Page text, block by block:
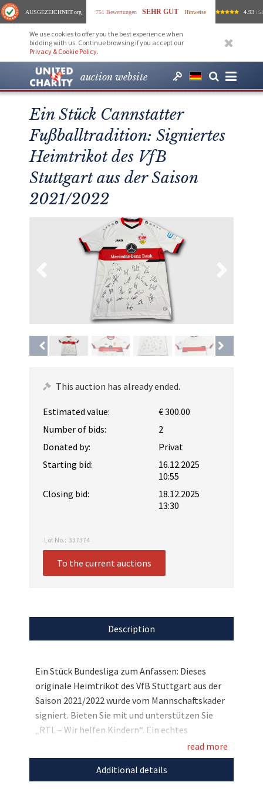
AUSGEZEICHNET.org 751 Bewertungen SEHR GUT Hinweise 4.93 /
We use cookies to offer you the best experience when
bidding with us. Continue browsing if you accept our
Privacy & Cookie Policy.
auction website
Ein Stück Cannstatter
Fußballtradition: Signiertes
Heimtrikot des VfB
Stuttgart aus der Saison
2021/2022
This auction has already ended.
Estimated value:
€ 300.00
Number of bids:
2
Donated by:
Privat
Starting bid:
16.12.2025
10:55
Closing bid:
18.12.2025
13:30
Lot No.: 337374
To the current auctions
Description
Ein Stück Bundesliga zum Anfassen: Dieses
originale Heimtrikot des VfB Stuttgart aus der
Saison 2021/2022 wurde vom Mannschaftskader
signiert. Bieten Sie mit und unterstützen Sie
„RTL – Wir helfen Kindern“. Ein echtes
Herzensstück für alle Fußballfans und ein
starkes Zeichen für den guten Zweck.
Entdecken Sie bei uns auch
read more
Additional details